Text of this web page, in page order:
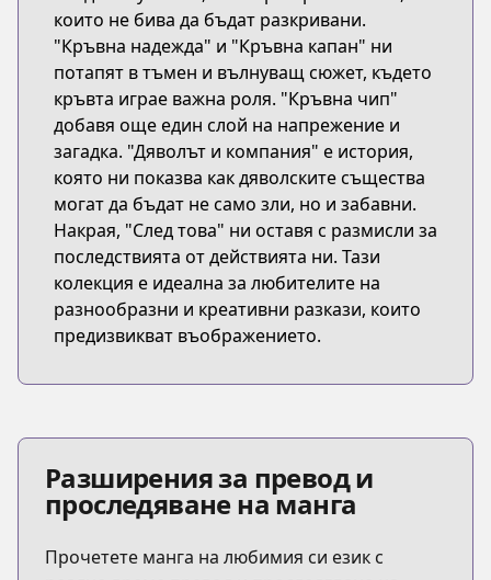
които не бива да бъдат разкривани.
"Кръвна надежда" и "Кръвна капан" ни
потапят в тъмен и вълнуващ сюжет, където
кръвта играе важна роля. "Кръвна чип"
добавя още един слой на напрежение и
загадка. "Дяволът и компания" е история,
която ни показва как дяволските същества
могат да бъдат не само зли, но и забавни.
Накрая, "След това" ни оставя с размисли за
последствията от действията ни. Тази
колекция е идеална за любителите на
разнообразни и креативни разкази, които
предизвикват въображението.
Разширения за превод и
проследяване на манга
Прочетете манга на любимия си език с